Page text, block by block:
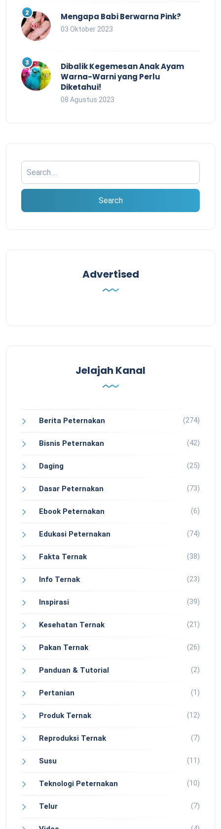
Mengapa Babi Berwarna Pink?
03 Oktober 2023
Dibalik Kegemesan Anak Ayam
Warna-Warni yang Perlu
Diketahui!
08 Agustus 2023
Advertised
Jelajah Kanal
Berita Peternakan (274)
Bisnis Peternakan (42)
Daging (25)
Dasar Peternakan (73)
Ebook Peternakan (6)
Edukasi Peternakan (74)
Fakta Ternak (38)
Info Ternak (23)
Inspirasi (39)
Kesehatan Ternak (21)
Pakan Ternak (26)
Panduan & Tutorial (2)
Pertanian (1)
Produk Ternak (12)
Reproduksi Ternak (7)
Susu (11)
Teknologi Peternakan (10)
Telur (7)